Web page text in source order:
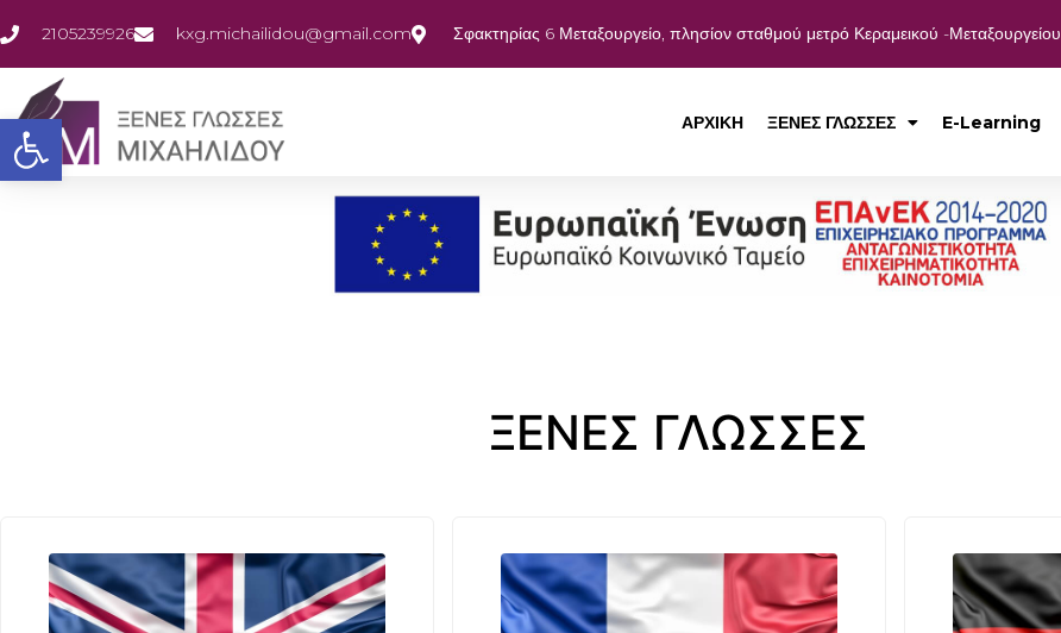
Ανοίξτε τη γραμμή εργαλείων
2105239926 kxg.michailidou@gmail.com Σφακτηρίας 6 Μεταξουργείο, πλησίον σταθμού μετρό Κεραμεικού -Μεταξουργείου
ΑΡΧΙΚΗ ΞΕΝΕΣ ΓΛΩΣΣΕΣ E-Learning
ΞΕΝΕΣ ΓΛΩΣΣΕΣ